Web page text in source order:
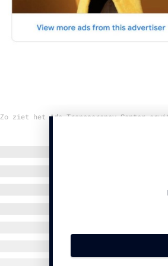
Zo ziet het Ads Transparency Center